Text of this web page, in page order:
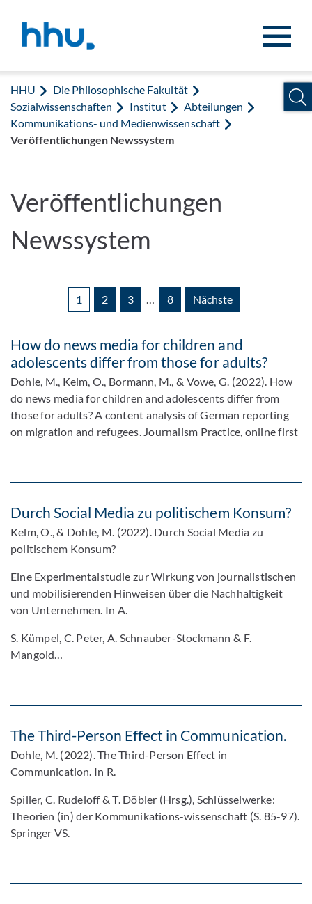
HHU
Die Philosophische Fakultät
Sozialwissenschaften
Institut
Abteilungen
Kommunikations- und Medienwissenschaft
Veröffentlichungen Newssystem
Veröffentlichungen
Newssystem
1 2 3 … 8 Nächste
How do news media for children and
adolescents differ from those for adults?
Dohle, M., Kelm, O., Bormann, M., & Vowe, G. (2022). How
do news media for children and adolescents differ from
those for adults? A content analysis of German reporting
on migration and refugees. Journalism Practice, online first
Durch Social Media zu politischem Konsum?
Kelm, O., & Dohle, M. (2022). Durch Social Media zu
politischem Konsum?
Eine Experimentalstudie zur Wirkung von journalistischen
und mobilisierenden Hinweisen über die Nachhaltigkeit
von Unternehmen. In A.
S. Kümpel, C. Peter, A. Schnauber-Stockmann & F.
Mangold…
The Third-Person Effect in Communication.
Dohle, M. (2022). The Third-Person Effect in
Communication. In R.
Spiller, C. Rudeloff & T. Döbler (Hrsg.), Schlüsselwerke:
Theorien (in) der Kommunikations-wissenschaft (S. 85-97).
Springer VS.